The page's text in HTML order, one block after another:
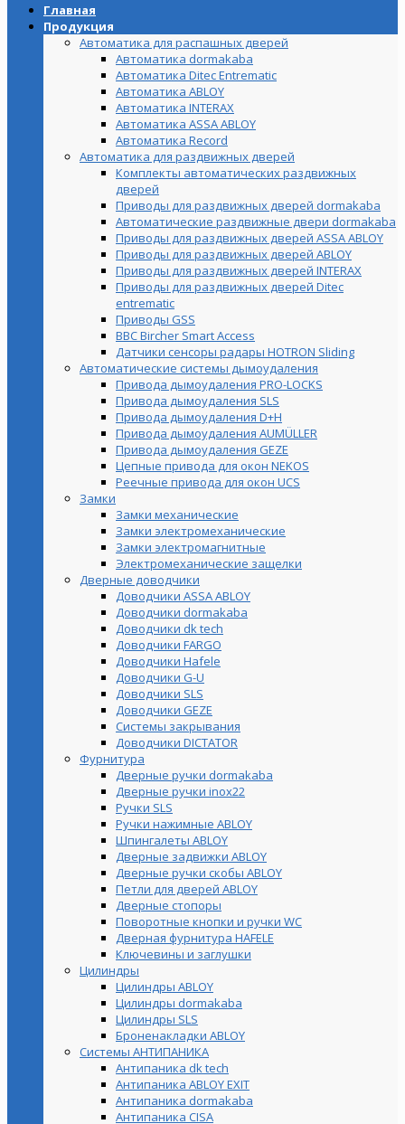
Главная
Продукция
Автоматика для распашных дверей
Автоматика dormakaba
Автоматика Ditec Entrematic
Автоматика ABLOY
Автоматика INTERAX
Автоматика ASSA ABLOY
Автоматика Record
Автоматика для раздвижных дверей
Комплекты автоматических раздвижных
дверей
Приводы для раздвижных дверей dormakaba
Автоматические раздвижные двери dormakaba
Приводы для раздвижных дверей ASSA ABLOY
Приводы для раздвижных дверей ABLOY
Приводы для раздвижных дверей INTERAX
Приводы для раздвижных дверей Ditec
entrematic
Приводы GSS
BBC Bircher Smart Access
Датчики сенсоры радары HOTRON Sliding
Автоматические системы дымоудаления
Привода дымоудаления PRO-LOCKS
Привода дымоудаления SLS
Привода дымоудаления D+H
Привода дымоудаления AUMÜLLER
Привода дымоудаления GEZE
Цепные привода для окон NEKOS
Реечные привода для окон UСS
Замки
Замки механические
Замки электромеханические
Замки электромагнитные
Электромеханические защелки
Дверные доводчики
Доводчики ASSA ABLOY
Доводчики dormakaba
Доводчики dk tech
Доводчики FARGO
Доводчики Hafele
Доводчики G-U
Доводчики SLS
Доводчики GEZE
Cистемы закрывания
Доводчики DICTATOR
Фурнитура
Дверные ручки dormakaba
Дверные ручки inox22
Ручки SLS
Ручки нажимные ABLOY
Шпингалеты ABLOY
Дверные задвижки ABLOY
Дверные ручки скобы ABLOY
Петли для дверей ABLOY
Дверные стопоры
Поворотные кнопки и ручки WC
Дверная фурнитура HAFELE
Ключевины и заглушки
Цилиндры
Цилиндры ABLOY
Цилиндры dormakaba
Цилиндры SLS
Броненакладки ABLOY
Системы АНТИПАНИКА
Антипаника dk tech
Антипаника ABLOY EXIT
Антипаника dormakaba
Антипаника СISA